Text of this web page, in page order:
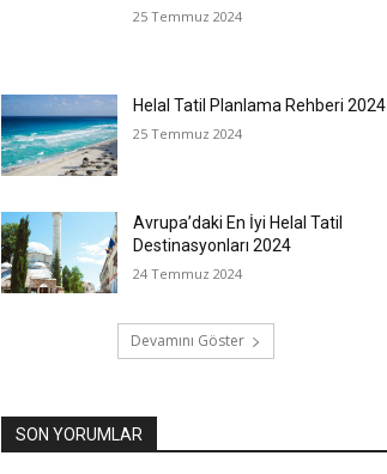
25 Temmuz 2024
Helal Tatil Planlama Rehberi 2024
25 Temmuz 2024
Avrupa’daki En İyi Helal Tatil
Destinasyonları 2024
24 Temmuz 2024
Devamını Göster
SON YORUMLAR